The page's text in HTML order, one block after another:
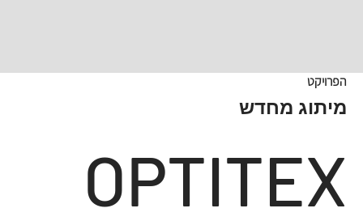
OPTITEX
הפרויקט
מיתוג מחדש